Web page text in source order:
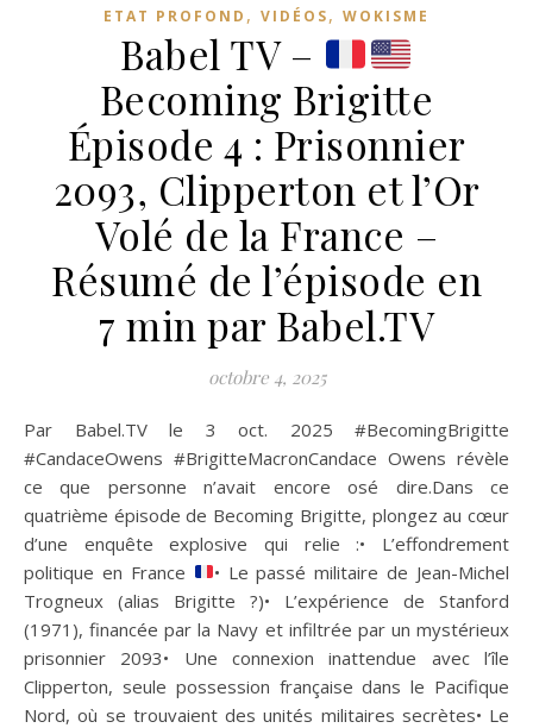
ETAT PROFOND , VIDÉOS, WOKISME
Babel TV –
Becoming Brigitte
Épisode 4 : Prisonnier
2093, Clipperton et l’Or
Volé de la France –
Résumé de l’épisode en
7 min par Babel.TV
octobre 4, 2025
Par Babel.TV le 3 oct. 2025 #BecomingBrigitte
#CandaceOwens #BrigitteMacronCandace Owens révèle
ce que personne n’avait encore osé dire.Dans ce
quatrième épisode de Becoming Brigitte, plongez au cœur
d’une enquête explosive qui relie :• L’effondrement
politique en France
• Le passé militaire de Jean-Michel
Trogneux (alias Brigitte ?)• L’expérience de Stanford
(1971), financée par la Navy et infiltrée par un mystérieux
prisonnier 2093• Une connexion inattendue avec l’île
Clipperton, seule possession française dans le Pacifique
Nord, où se trouvaient des unités militaires secrètes• Le